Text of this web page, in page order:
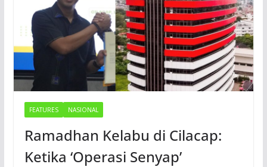
FEATURES NASIONAL
Ramadhan Kelabu di Cilacap:
Ketika ‘Operasi Senyap’